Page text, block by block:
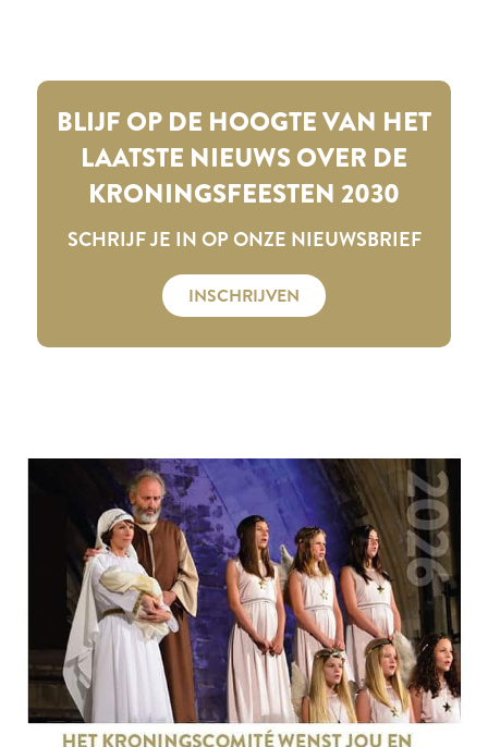
BLIJF OP DE HOOGTE VAN HET
LAATSTE NIEUWS OVER DE
KRONINGSFEESTEN 2030
SCHRIJF JE IN OP ONZE NIEUWSBRIEF
INSCHRIJVEN